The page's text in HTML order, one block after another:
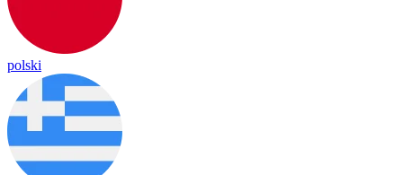
polski